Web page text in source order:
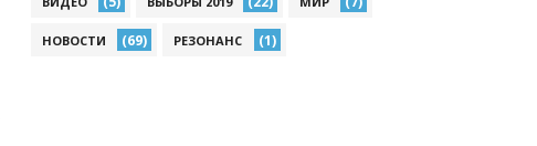
НОВОСТИ (69) РЕЗОНАНС (1)